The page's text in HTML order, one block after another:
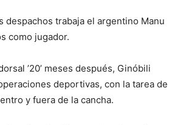
trabaja el argentino Manu
como jugador.
’20’ meses después, Ginóbili
deportivas, con la tarea de
y fuera de la cancha.